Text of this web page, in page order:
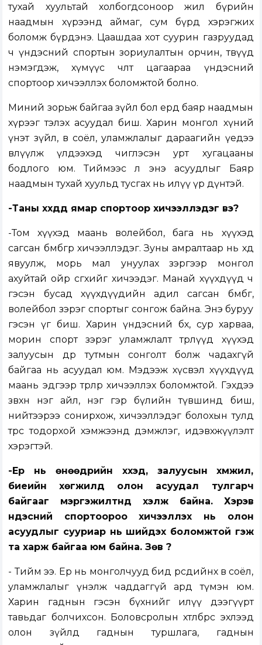
тухай хуультай холбогдсоноор жил бүрийн
наадмын хүрээнд аймаг, сум бүрд хэрэгжих
боломж бүрдэнэ. Цаашдаа хот суурин газруудад
ч үндэсний спортын зориулалтын орчин, төвүүд
нэмэгдэж, хүмүүс чөлөөт цагаараа үндэсний
спортоор хичээллэх боломжтой болно.
Миний зорьж байгаа зүйл бол ердөө баяр наадмын
хүрээг тэлэх асуудал биш. Харин монгол хүний
үнэт зүйл, өв соёл, уламжлалыг дараагийн үедээ
өвлүүлж үлдээхэд чиглэсэн урт хугацааны
бодлого юм. Тиймээс л энэ асуудлыг Баяр
наадмын тухай хуульд тусгах нь илүү үр дүнтэй.
-Таны хүүхдүүд ямар спортоор хичээллэдэг вэ?
-Том хүүхэд маань волейбол, бага нь хүүхэд
сагсан бөмбөгөөр хичээллэдэг. Зуны амралтаар нь хөдөө
явуулж, морь мал унуулах зэргээр монгол
ахуйтай ойр өсгөхийг хичээдэг. Манай хүүхдүүд ч
гэсэн бусад хүүхдүүдийн адил сагсан бөмбөг,
волейбол зэрэг спортыг сонгож байна. Энэ буруу
гэсэн үг биш. Харин үндэсний бөх, сур харваа,
морин спорт зэрэг уламжлалт төрлүүд хүүхэд
залуусын өдөр тутмын сонголт болж чадахгүй
байгаа нь асуудал юм. Мэдээж хүсвэл хүүхдүүд
маань эдгээр төрлөөр хичээллэх боломжтой. Гэхдээ
зөвхөн нэг айл, нэг гэр бүлийн түвшинд биш,
нийтээрээ сонирхож, хичээллэдэг болохын тулд
төрөөс тодорхой хэмжээнд дэмжлэг, идэвхжүүлэлт
хэрэгтэй.
-Ер нь өнөөдрийн хүүхэд, залуусын хүмүүжил,
биеийн хөгжилд олон асуудал тулгарч
байгааг мэргэжилтнүүд хэлж байна. Хэрэв
үндэсний спортоороо хичээллэх нь олон
асуудлыг сууриар нь шийдэх боломжтой гэж
та харж байгаа юм байна. Зөв үү?
- Тийм ээ. Ер нь монголчууд бид өөрсдийнхөө өв соёл,
уламжлалыг үнэлж чаддаггүй ард түмэн юм.
Харин гаднын гэсэн бүхнийг илүү дээгүүрт
тавьдаг болчихсон. Боловсролын хөтөлбөрөөс эхлээд
олон зүйлд гаднын туршлага, гаднын